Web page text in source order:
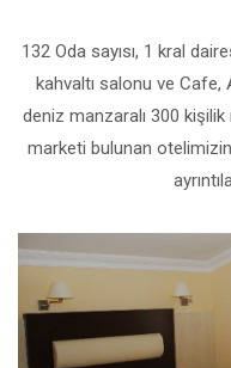
132 Oda sayısı, 1 kral
kahvaltı salonu ve Cafe,
deniz manzaralı 300
marketi bulunan